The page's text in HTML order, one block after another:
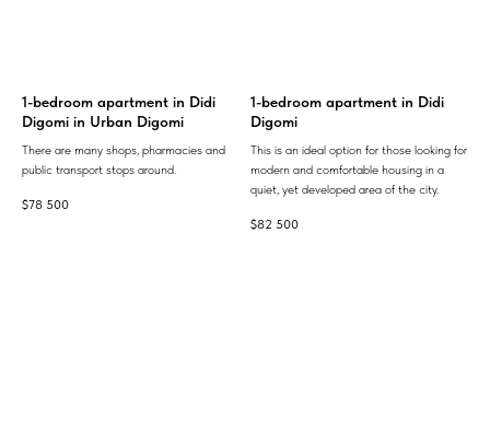
1-bedroom apartment in Didi
Digomi in Urban Digomi
There are many shops, pharmacies and
public transport stops around.
$78 500
1-bedroom apartment in Didi
Digomi
This is an ideal option for those looking for
modern and comfortable housing in a
quiet, yet developed area of ​​the city.
$82 500